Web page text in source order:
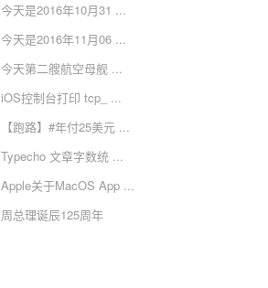
今天是2016年10月31 ...
今天是2016年11月06 ...
今天第二艘航空母舰 ...
iOS控制台打印 tcp_ ...
【跑路】#年付25美元 ...
Typecho 文章字数统 ...
Apple关于MacOS App ...
周总理诞辰125周年